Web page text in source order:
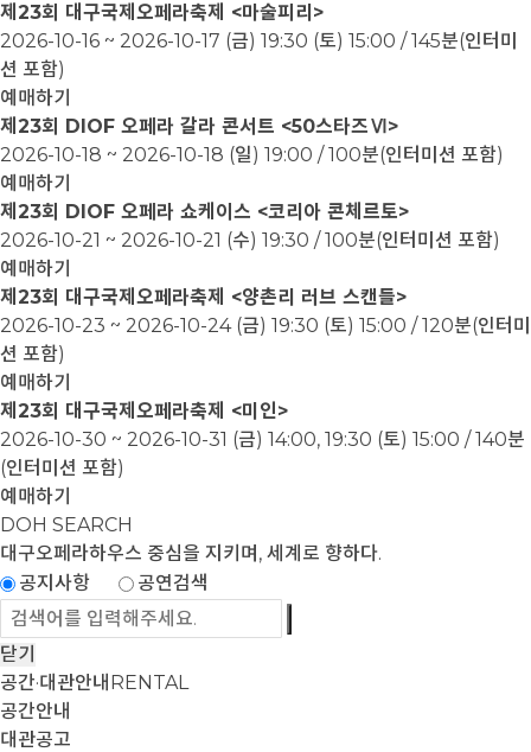
제23회 대구국제오페라축제 <마술피리>
2026-10-16 ~ 2026-10-17 (금) 19:30 (토) 15:00 / 145분(인터미
션 포함)
예매하기
제23회 DIOF 오페라 갈라 콘서트 <50스타즈Ⅵ>
2026-10-18 ~ 2026-10-18 (일) 19:00 / 100분(인터미션 포함)
예매하기
제23회 DIOF 오페라 쇼케이스 <코리아 콘체르토>
2026-10-21 ~ 2026-10-21 (수) 19:30 / 100분(인터미션 포함)
예매하기
제23회 대구국제오페라축제 <양촌리 러브 스캔들>
2026-10-23 ~ 2026-10-24 (금) 19:30 (토) 15:00 / 120분(인터미
션 포함)
예매하기
제23회 대구국제오페라축제 <미인>
2026-10-30 ~ 2026-10-31 (금) 14:00, 19:30 (토) 15:00 / 140분
(인터미션 포함)
예매하기
DOH SEARCH
대구오페라하우스 중심을 지키며, 세계로 향하다.
공지사항
공연검색
닫기
공간·대관안내 RENTAL
공간안내
대관공고